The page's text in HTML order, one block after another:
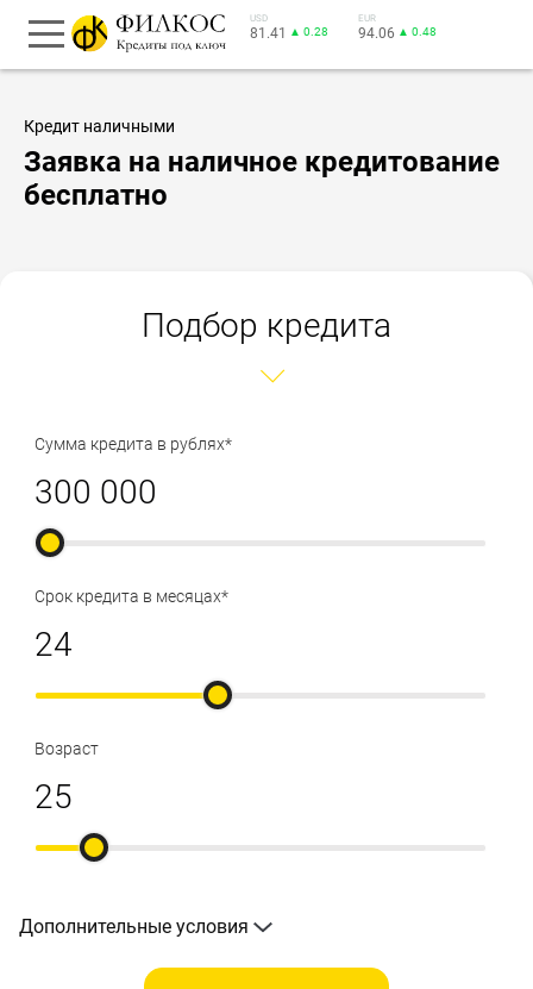
USD
81.41 ▲ 0.28
EUR
94.06 ▲ 0.48
Кредит наличными
Заявка на наличное кредитование
бесплатно
Подбор кредита
Сумма кредита в рублях*
Срок кредита в месяцах*
Возраст
Дополнительные условия